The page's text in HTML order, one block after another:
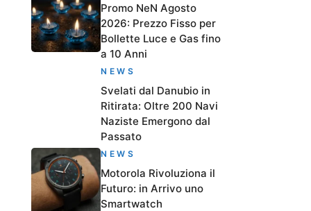
Promo NeN Agosto
2026: Prezzo Fisso per
Bollette Luce e Gas fino
a 10 Anni
NEWS
Svelati dal Danubio in
Ritirata: Oltre 200 Navi
Naziste Emergono dal
Passato
NEWS
Motorola Rivoluziona il
Futuro: in Arrivo uno
Smartwatch